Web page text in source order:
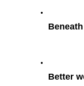
Better